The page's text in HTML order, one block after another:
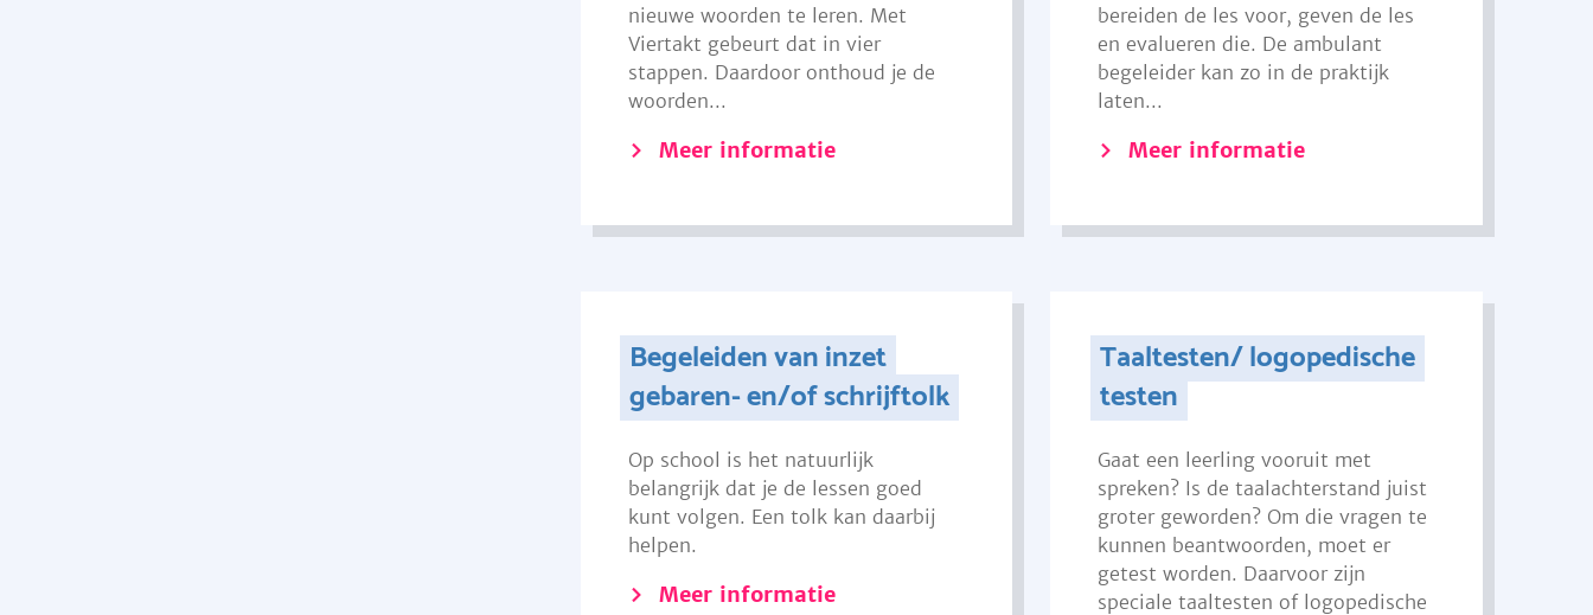
nieuwe woorden te leren. Met
Viertakt gebeurt dat in vier
stappen. Daardoor onthoud je de
woorden...
Meer informatie
bereiden de les voor, geven de les
en evalueren die. De ambulant
begeleider kan zo in de praktijk
laten...
Meer informatie
Begeleiden van inzet
gebaren- en/of schrijftolk
Op school is het natuurlijk
belangrijk dat je de lessen goed
kunt volgen. Een tolk kan daarbij
helpen.
Meer informatie
Taaltesten/ logopedische
testen
Gaat een leerling vooruit met
spreken? Is de taalachterstand juist
groter geworden? Om die vragen te
kunnen beantwoorden, moet er
getest worden. Daarvoor zijn
speciale taaltesten of logopedische